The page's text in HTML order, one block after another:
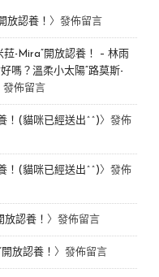
放認養！ 〉發佈留言
-Mira”開放認養！ – 林雨
嗎？溫柔小太陽“路莫斯-
發佈留言
！(貓咪已經送出^^)〉發佈
！(貓咪已經送出^^)〉發佈
放認養！ 〉發佈留言
放認養！ 〉發佈留言